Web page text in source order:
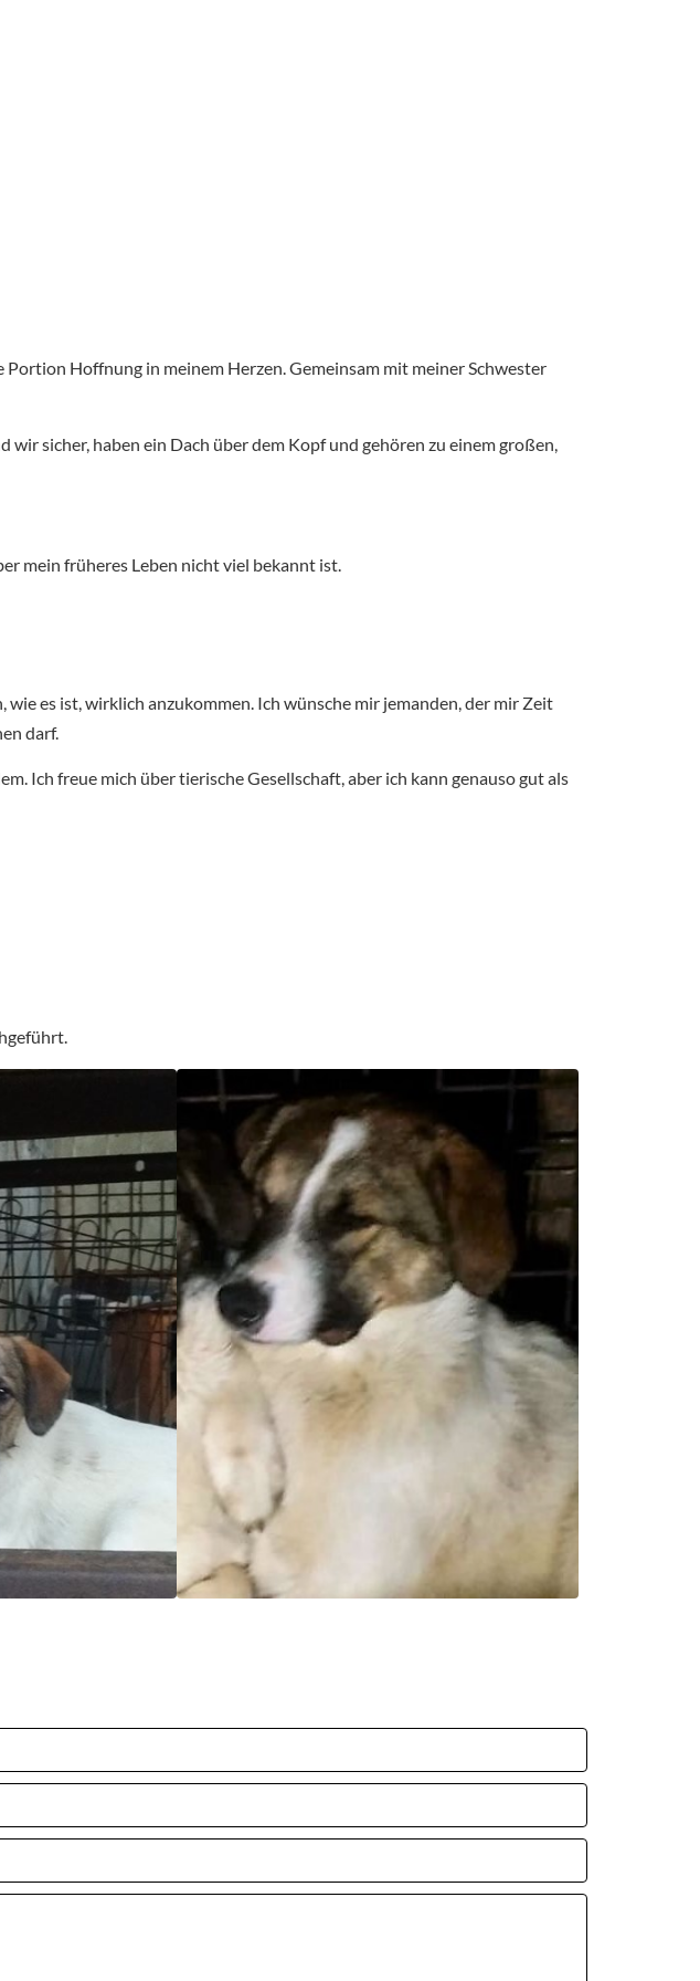
Hoffnung in meinem Herzen. Gemeinsam mit meiner Schwester
sicher, haben ein Dach über dem Kopf und gehören zu einem großen,
mein früheres Leben nicht viel bekannt ist.
wie es ist, wirklich anzukommen. Ich wünsche mir jemanden, der mir Zeit
darf.
Ich freue mich über tierische Gesellschaft, aber ich kann genauso gut als